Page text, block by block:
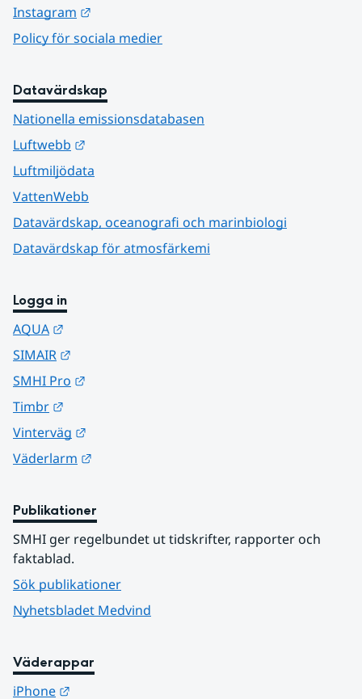
Instagram
Policy för sociala medier
Datavärdskap
Nationella emissionsdatabasen
Luftwebb
Luftmiljödata
VattenWebb
Datavärdskap, oceanografi och marinbiologi
Datavärdskap för atmosfärkemi
Logga in
AQUA
SIMAIR
SMHI Pro
Timbr
Vinterväg
Väderlarm
Publikationer
SMHI ger regelbundet ut tidskrifter, rapporter och
faktablad.
Sök publikationer
Nyhetsbladet Medvind
Väderappar
iPhone